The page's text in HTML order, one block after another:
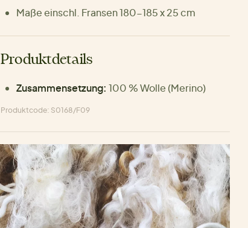
Maße einschl. Fransen 180-185 x 25 cm
Produktdetails
Zusammensetzung: 100 % Wolle (Merino)
Produktcode: S0168/F09